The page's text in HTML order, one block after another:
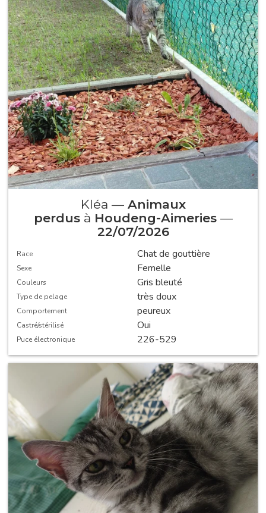
Kléa — Animaux
perdusà Houdeng-Aimeries—
22/07/2026
Race Chat de gouttière
Sexe Femelle
Couleurs Gris bleuté
Type de pelage très doux
Comportement peureux
Castré/stérilisé Oui
Puce électronique 226-529